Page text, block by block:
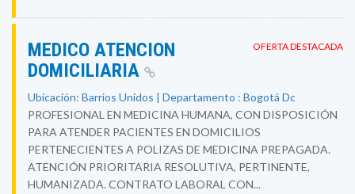
OFERTA DESTACADA
MEDICO ATENCION
DOMICILIARIA
Ubicación: Barrios Unidos | Departamento : Bogotá Dc
PROFESIONAL EN MEDICINA HUMANA, CON DISPOSICIÓN
PARA ATENDER PACIENTES EN DOMICILIOS
PERTENECIENTES A POLIZAS DE MEDICINA PREPAGADA.
ATENCIÓN PRIORITARIA RESOLUTIVA, PERTINENTE,
HUMANIZADA. CONTRATO LABORAL CON...